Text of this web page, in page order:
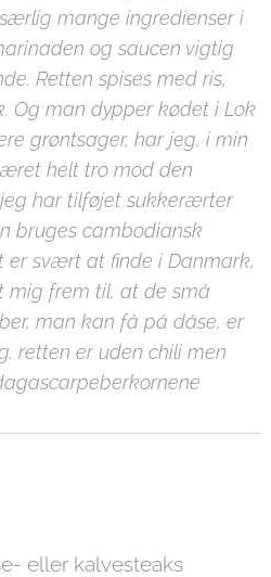
mange ingredienser i
og saucen vigtig
Retten spises med ris,
Og man dypper kødet i Lok
grøntsager, har jeg, i min
helt tro mod den
har tilføjet sukkerærter
bruges cambodiansk
er svært at finde i Danmark,
mig frem til, at de små
man kan få på dåse, er
retten er uden chili men
eller kalvesteaks